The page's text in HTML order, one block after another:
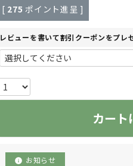
[ 275 ポイント進呈 ]
レビューを書いて割引クーポンをプレ
カート
info お知らせ